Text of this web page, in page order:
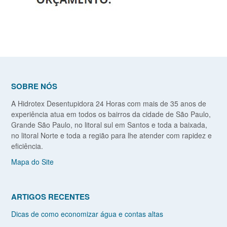
SOBRE NÓS
A Hidrotex Desentupidora 24 Horas com mais de 35 anos de
experiência atua em todos os bairros da cidade de São Paulo,
Grande São Paulo, no litoral sul em Santos e toda a baixada,
no litoral Norte e toda a região para lhe atender com rapidez e
eficiência.
Mapa do Site
ARTIGOS RECENTES
Dicas de como economizar água e contas altas